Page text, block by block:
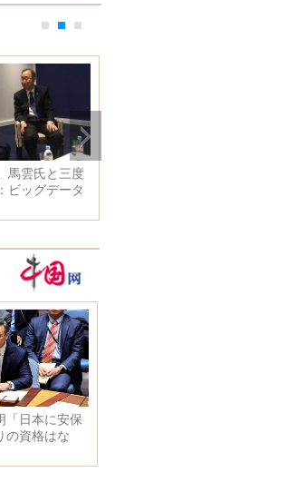
小さい象は水を飲むとき、ワニ
に襲われ